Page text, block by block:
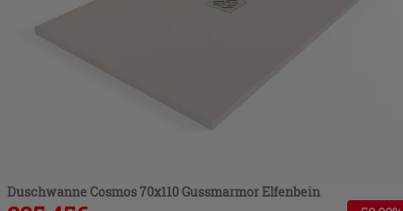
Duschwanne Cosmos 70x110 Gussmarmor Elfenbein